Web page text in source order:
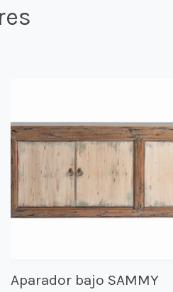
Aparador bajo SAMMY